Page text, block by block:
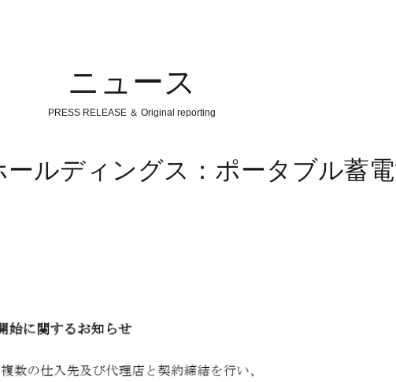
ニュース
PRESS RELEASE ＆ Original reporting
ールディングス：ポータブル蓄